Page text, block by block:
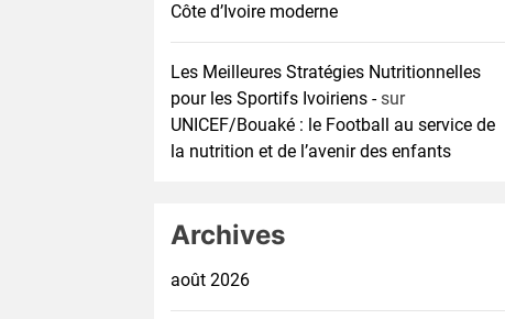
Côte d’Ivoire moderne
Les Meilleures Stratégies Nutritionnelles
pour les Sportifs Ivoiriens -sur
UNICEF/Bouaké : le Football au service de
la nutrition et de l’avenir des enfants
Archives
août 2026